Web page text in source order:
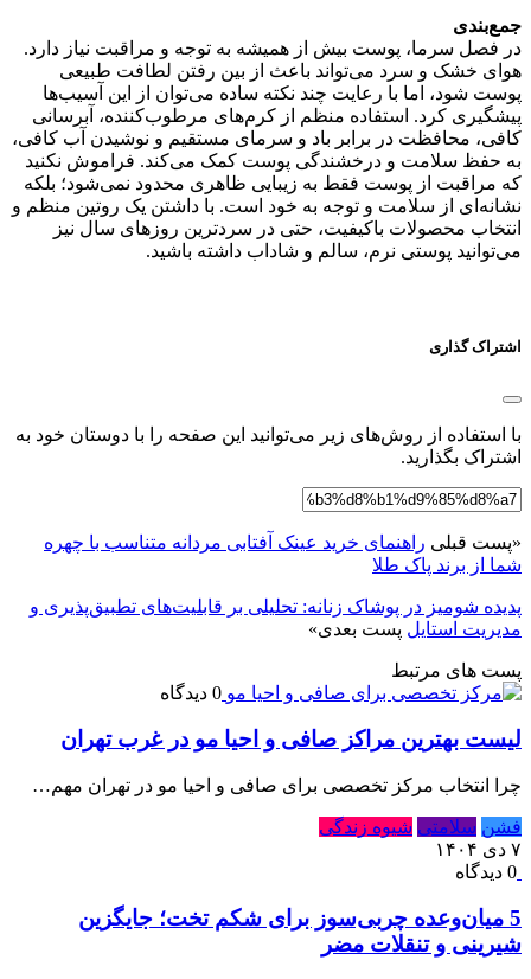
جمع‌بندی
در فصل سرما، پوست بیش از همیشه به توجه و مراقبت نیاز دارد.
هوای خشک و سرد می‌تواند باعث از بین رفتن لطافت طبیعی
پوست شود، اما با رعایت چند نکته ساده می‌توان از این آسیب‌ها
پیشگیری کرد. استفاده منظم از کرم‌های مرطوب‌کننده، آبرسانی
کافی، محافظت در برابر باد و سرمای مستقیم و نوشیدن آب کافی،
به حفظ سلامت و درخشندگی پوست کمک می‌کند. فراموش نکنید
که مراقبت از پوست فقط به زیبایی ظاهری محدود نمی‌شود؛ بلکه
نشانه‌ای از سلامت و توجه به خود است. با داشتن یک روتین منظم و
انتخاب محصولات باکیفیت، حتی در سردترین روزهای سال نیز
می‌توانید پوستی نرم، سالم و شاداب داشته باشید.
اشتراک گذاری
با استفاده از روش‌های زیر می‌توانید این صفحه را با دوستان خود به
اشتراک بگذارید.
«پست قبلی راهنمای خرید عینک آفتابی مردانه متناسب با چهره
شما از برند پاک طلا
پدیده شومیز در پوشاک زنانه: تحلیلی بر قابلیت‌های تطبیق‌پذیری و
مدیریت استایل پست بعدی»
پست های مرتبط
0 دیدگاه
لیست بهترین مراکز صافی و احیا مو در غرب تهران
چرا انتخاب مرکز تخصصی برای صافی و احیا مو در تهران مهم…
فشن سلامتی شیوه زندگی
۷ دی ۱۴۰۴
0 دیدگاه
5 میان‌وعده چربی‌سوز برای شکم تخت؛ جایگزین
شیرینی و تنقلات مضر